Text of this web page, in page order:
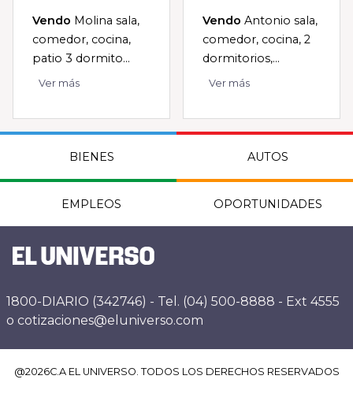
Vendo Molina sala,
comedor, cocina,
patio 3 dormito...
Ver más
Vendo Antonio sala,
comedor, cocina, 2
dormitorios,...
Ver más
BIENES AUTOS
EMPLEOS OPORTUNIDADES
1800-DIARIO (342746) - Tel. (04) 500-8888 - Ext 4555
o cotizaciones@eluniverso.com
@2026C.A EL UNIVERSO. TODOS LOS DERECHOS RESERVADOS